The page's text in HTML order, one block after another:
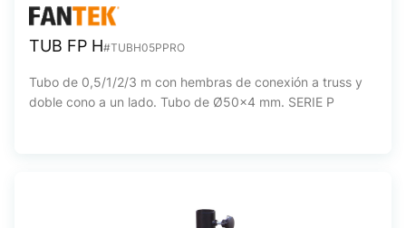
TUB FP H#TUBH05PPRO
Tubo de 0,5/1/2/3 m con hembras de conexión a truss y
doble cono a un lado. Tubo de Ø50x4 mm. SERIE P